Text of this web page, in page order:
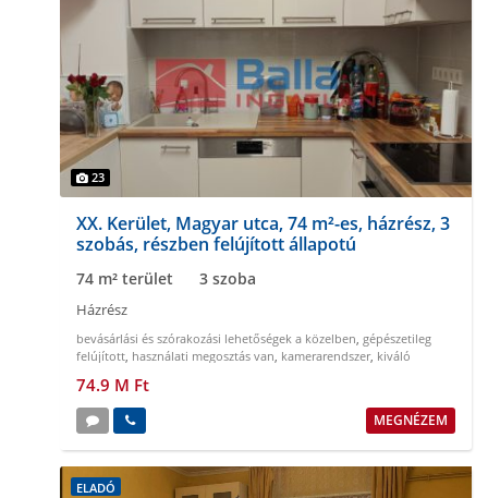
23
XX. Kerület, Magyar utca, 74 m²-es, házrész, 3
szobás, részben felújított állapotú
74 m² terület 3 szoba
Házrész
bevásárlási és szórakozási lehetőségek a közelben, gépészetileg
felújított, használati megosztás van, kamerarendszer, kiváló
74.9 M Ft
MEGNÉZEM
ELADÓ